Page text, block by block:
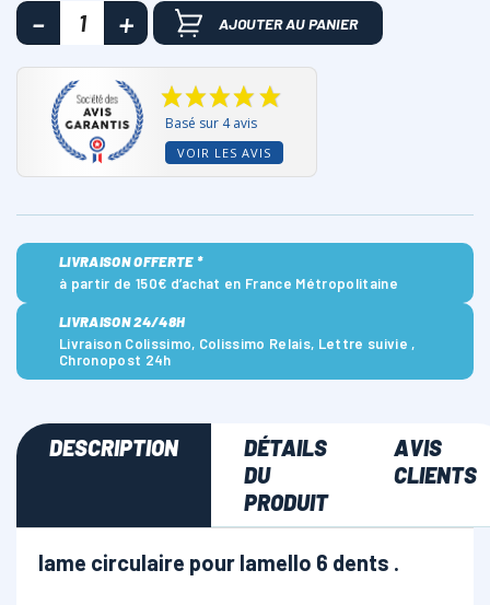
AJOUTER AU PANIER
Basé sur 4 avis
VOIR LES AVIS
LIVRAISON OFFERTE *
à partir de 150€ d’achat en France Métropolitaine
LIVRAISON 24/48H
Livraison Colissimo, Colissimo Relais, Lettre suivie ,
Chronopost 24h
DESCRIPTION
DÉTAILS
DU
PRODUIT
AVIS
CLIENTS
lame circulaire pour lamello 6 dents .